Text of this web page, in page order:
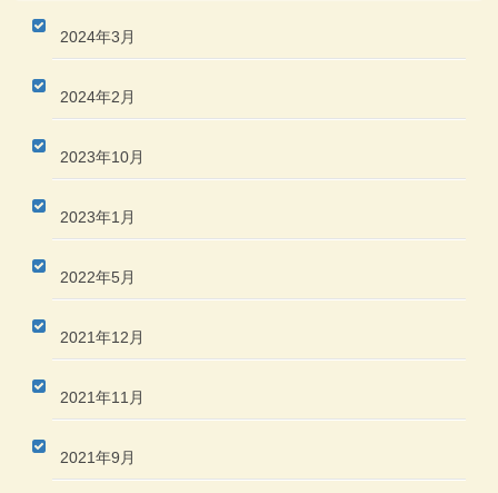
2024年3月
2024年2月
2023年10月
2023年1月
2022年5月
2021年12月
2021年11月
2021年9月